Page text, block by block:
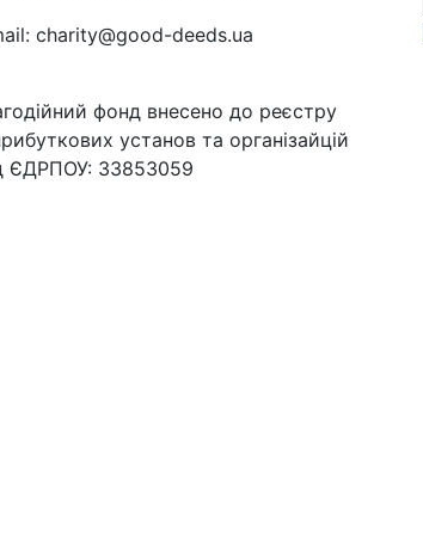
charity@good-deeds.ua
фонд внесено до реєстру
установ та організайцій
ЄДРПОУ: 33853059